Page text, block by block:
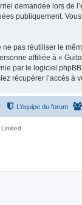
demandée lors de
publiquement.
pas réutiliser le
affiliée à «
par le logiciel
récupérer l’accès à
L’équipe du forum